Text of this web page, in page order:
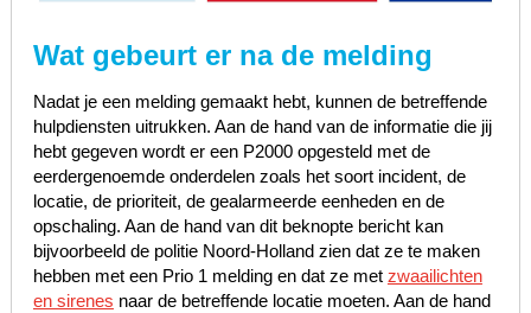
Wat gebeurt er na de melding
Nadat je een melding gemaakt hebt, kunnen de betreffende
hulpdiensten uitrukken. Aan de hand van de informatie die jij
hebt gegeven wordt er een P2000 opgesteld met de
eerdergenoemde onderdelen zoals het soort incident, de
locatie, de prioriteit, de gealarmeerde eenheden en de
opschaling. Aan de hand van dit beknopte bericht kan
bijvoorbeeld de politie Noord-Holland zien dat ze te maken
hebben met een Prio 1 melding en dat ze met zwaailichten
en sirenes naar de betreffende locatie moeten. Aan de hand